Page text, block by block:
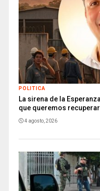
POLITICA
La sirena de la
que queremos recuperar
4 agosto, 2026